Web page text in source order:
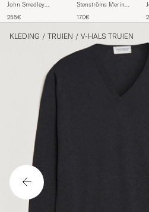
John Smedley
Merino V-Neck
255€
Stenströms Merino
170€
KLEDING / TRUIEN / V-HALS TRUIEN